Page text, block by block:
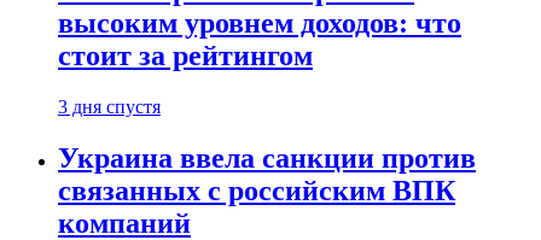
высоким уровнем доходов: что
стоит за рейтингом
3 дня спустя
Украина ввела санкции против
связанных с российским ВПК
компаний